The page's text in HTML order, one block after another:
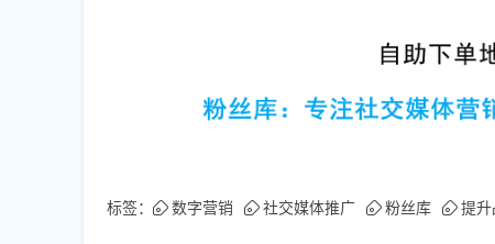
标签： 数字营销 社交媒体推广 粉丝库 提